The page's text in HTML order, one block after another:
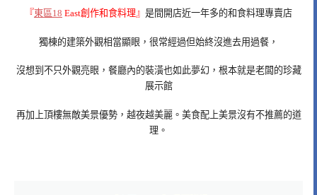
『東區18 East創作和食料理』 是間開店近一年多的和食料理專賣店
獨棟的建築外觀相當顯眼，很常經過但始終沒進去用過餐，
沒想到不只外觀亮眼，餐廳內的裝潢也如此夢幻，根本就是老闆的珍藏
展示館
再加上頂樓無敵美景優勢，越夜越美麗。美食配上美景沒有不推薦的道
理。